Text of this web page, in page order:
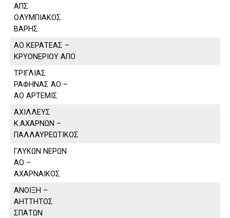
ΑΠΣ
ΟΛΥΜΠΙΑΚΟΣ
ΒΑΡΗΣ
ΑΟ ΚΕΡΑΤΕΑΣ –
ΚΡΥΟΝΕΡΙΟΥ ΑΠΟ
ΤΡΙΓΛΙΑΣ
ΡΑΦΗΝΑΣ ΑΟ –
ΑΟ ΑΡΤΕΜΙΣ
ΑΧΙΛΛΕΥΣ
Κ.ΑΧΑΡΝΩΝ –
ΠΑΛΛΑΥΡΕΩΤΙΚΟΣ
ΓΛΥΚΩΝ ΝΕΡΩΝ
ΑΟ –
ΑΧΑΡΝΑΙΚΟΣ
ΑΝΟΙΞΗ –
ΑΗΤΤΗΤΟΣ
ΣΠΑΤΩΝ